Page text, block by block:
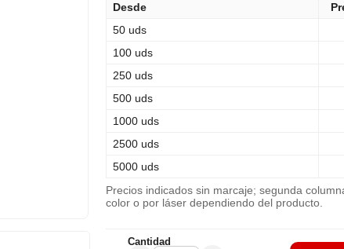
Desde
50 uds
100 uds
250 uds
500 uds
1000 uds
2500 uds
5000 uds
Precios indicados sin marcaje; segunda
color o por láser dependiendo del producto.
Cantidad